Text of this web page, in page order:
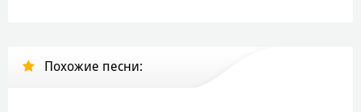
Открой и вот он я
Похожие песни: